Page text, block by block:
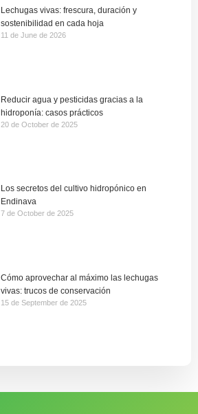
Lechugas vivas: frescura, duración y
sostenibilidad en cada hoja
11 de June de 2026
Reducir agua y pesticidas gracias a la
hidroponía: casos prácticos
20 de October de 2025
Los secretos del cultivo hidropónico en
Endinava
7 de October de 2025
Cómo aprovechar al máximo las lechugas
vivas: trucos de conservación
15 de September de 2025